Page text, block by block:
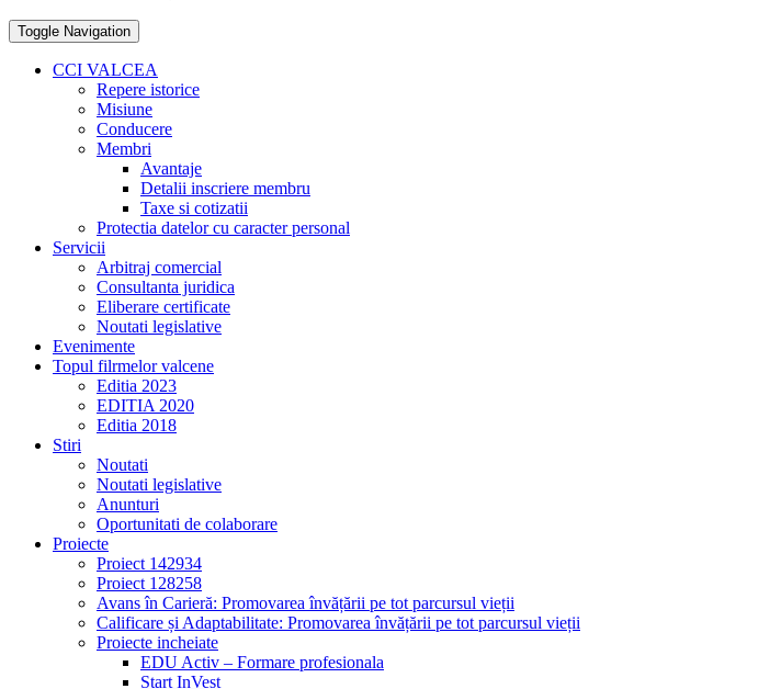
Toggle Navigation
CCI VALCEA
Repere istorice
Misiune
Conducere
Membri
Avantaje
Detalii inscriere membru
Taxe si cotizatii
Protectia datelor cu caracter personal
Servicii
Arbitraj comercial
Consultanta juridica
Eliberare certificate
Noutati legislative
Evenimente
Topul filrmelor valcene
Editia 2023
EDITIA 2020
Editia 2018
Stiri
Noutati
Noutati legislative
Anunturi
Oportunitati de colaborare
Proiecte
Proiect 142934
Proiect 128258
Avans în Carieră: Promovarea învățării pe tot parcursul vieții
Calificare și Adaptabilitate: Promovarea învățării pe tot parcursul vieții
Proiecte incheiate
EDU Activ – Formare profesionala
Start InVest